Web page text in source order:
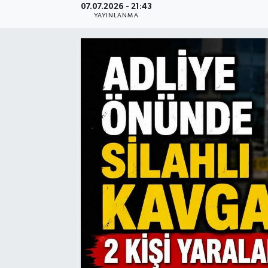
07.07.2026 - 21:43
YAYINLANMA